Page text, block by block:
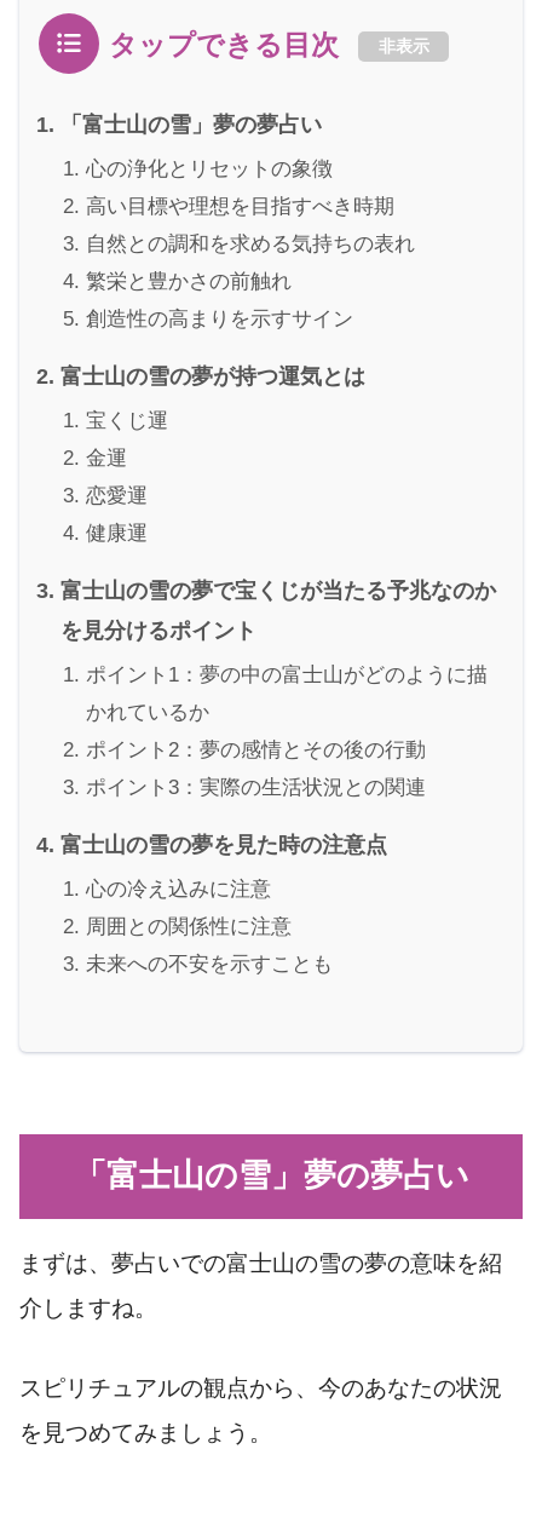
タップできる目次 非表示
「富士山の雪」夢の夢占い
心の浄化とリセットの象徴
高い目標や理想を目指すべき時期
自然との調和を求める気持ちの表れ
繁栄と豊かさの前触れ
創造性の高まりを示すサイン
富士山の雪の夢が持つ運気とは
宝くじ運
金運
恋愛運
健康運
富士山の雪の夢で宝くじが当たる予兆なのか
を見分けるポイント
ポイント1：夢の中の富士山がどのように描
かれているか
ポイント2：夢の感情とその後の行動
ポイント3：実際の生活状況との関連
富士山の雪の夢を見た時の注意点
心の冷え込みに注意
周囲との関係性に注意
未来への不安を示すことも
「富士山の雪」夢の夢占い
まずは、夢占いでの富士山の雪の夢の意味を紹
介しますね。
スピリチュアルの観点から、今のあなたの状況
を見つめてみましょう。